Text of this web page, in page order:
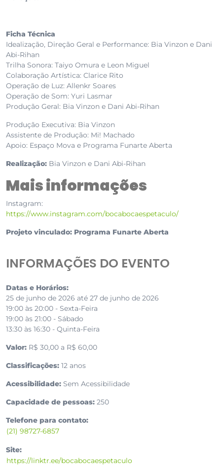
Ficha Técnica
Idealização, Direção Geral e Performance: Bia Vinzon e Dani
Abi-Rihan
Trilha Sonora: Taiyo Omura e Leon Miguel
Colaboração Artística: Clarice Rito
Operação de Luz: Allenkr Soares
Operação de Som: Yuri Lasmar
Produção Geral: Bia Vinzon e Dani Abi-Rihan
Produção Executiva: Bia Vinzon
Assistente de Produção: Mi! Machado
Apoio: Espaço Mova e Programa Funarte Aberta
Realização: Bia Vinzon e Dani Abi-Rihan
Mais informações
Instagram:
https://www.instagram.com/bocabocaespetaculo/
Projeto vinculado: Programa Funarte Aberta
INFORMAÇÕES DO EVENTO
Datas e Horários:
25 de junho de 2026 até 27 de junho de 2026
19:00 às 20:00 - Sexta-Feira
19:00 às 21:00 - Sábado
13:30 às 16:30 - Quinta-Feira
Valor: R$ 30,00 a R$ 60,00
Classificações: 12 anos
Acessibilidade: Sem Acessibilidade
Capacidade de pessoas: 250
Telefone para contato:
(21) 98727-6857
Site:
https://linktr.ee/bocabocaespetaculo